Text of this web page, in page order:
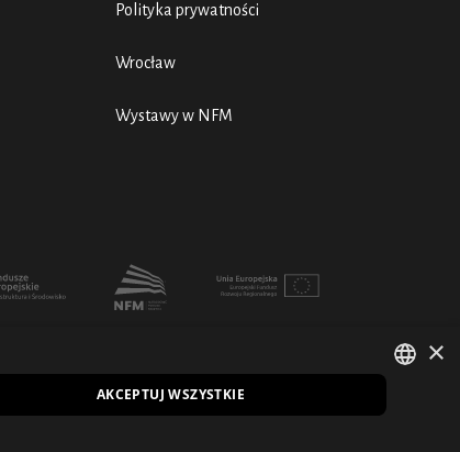
Polityka prywatności
Wrocław
Wystawy w NFM
EN POLISH
×
AKCEPTUJ WSZYSTKIE